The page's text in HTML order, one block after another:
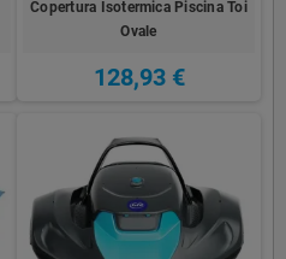
Copertura Isotermica Piscina Toi
Ovale
128,93 €